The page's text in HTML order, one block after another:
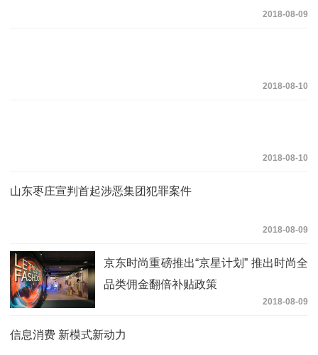
2018-08-09
2018-08-10
2018-08-10
山东枣庄宣判首起涉恶集团犯罪案件
2018-08-09
京东时尚重磅推出“京星计划” 推出时尚全
品类佣金翻倍补贴政策
2018-08-09
信息消费 新模式新动力